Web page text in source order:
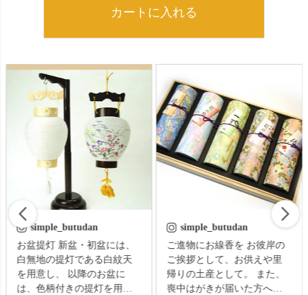
カートに入れる
simple_butudan
お盆提灯 新盆・初盆には、
白無地の提灯である白紋天
を用意し、 以降のお盆に
は、色柄付きの提灯を用意
simple_butudan
ご進物にお線香を お彼岸の
ご挨拶として、お供えや里
帰りの土産として。 また、
喪中はがきが届いた方への